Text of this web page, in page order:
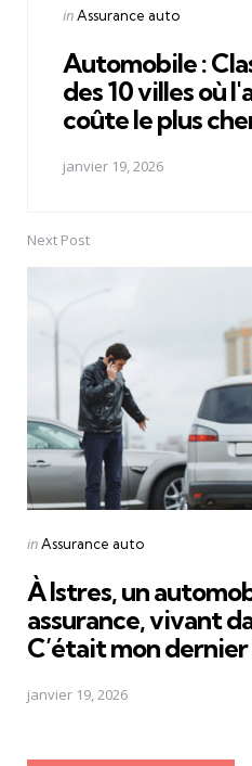
Posted
inAssurance auto
Automobile :
des 10 villes où
coûte le plus
janvier 19, 2026
Next Post
Posted
inAssurance auto
À Istres, un
assurance, vivant
C’était mon
janvier 19, 2026